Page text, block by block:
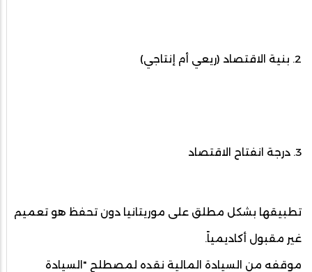
2. بنية الاقتصاد (ريعي أم إنتاجي)
3. درجة انفتاح الاقتصاد
تطبيقها بشكل مطلق على موريتانيا دون تحفظ هو تعميم
غير مقبول أكاديمياً.
موقفه من السيادة المالية نقده لمصطلح "السيادة